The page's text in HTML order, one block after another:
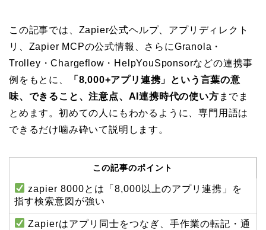
この記事では、Zapier公式ヘルプ、アプリディレクト
リ、Zapier MCPの公式情報、さらにGranola・
Trolley・Chargeflow・HelpYouSponsorなどの連携事
例をもとに、
「8,000+アプリ連携」という言葉の意
味、できること、注意点、AI連携時代の使い方 までま
とめます。初めての人にもわかるように、専門用語は
できるだけ噛み砕いて説明します。
この記事のポイント
zapier 8000とは「8,000以上のアプリ連携」を
指す検索意図が強い
Zapierはアプリ同士をつなぎ、手作業の転記・通